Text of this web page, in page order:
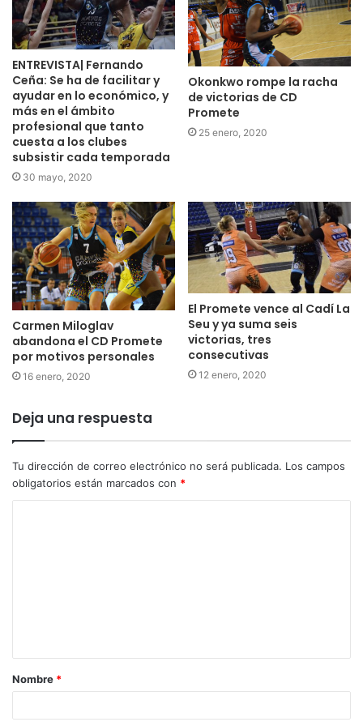
ENTREVISTA| Fernando
Ceña: Se ha de facilitar y
ayudar en lo económico, y
más en el ámbito
profesional que tanto
cuesta a los clubes
subsistir cada temporada
30 mayo, 2020
Okonkwo rompe la racha
de victorias de CD
Promete
25 enero, 2020
Carmen Miloglav
abandona el CD Promete
por motivos personales
16 enero, 2020
El Promete vence al Cadí La
Seu y ya suma seis
victorias, tres
consecutivas
12 enero, 2020
Deja una respuesta
Tu dirección de correo electrónico no será publicada. Los campos
obligatorios están marcados con *
Nombre *